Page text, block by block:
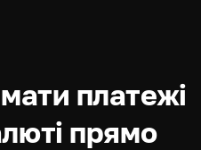
платежі
прямо